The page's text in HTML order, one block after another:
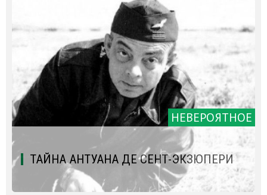
НЕВЕРОЯТНОЕ
ТАЙНА АНТУАНА ДЕ СЕНТ-ЭКЗЮПЕРИ